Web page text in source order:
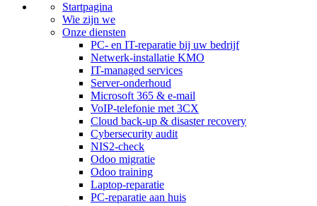
Startpagina
Wie zijn we
Onze diensten
PC- en IT-reparatie bij uw bedrijf
Netwerk-installatie KMO
IT-managed services
Server-onderhoud
Microsoft 365 & e-mail
VoIP-telefonie met 3CX
Cloud back-up & disaster recovery
Cybersecurity audit
NIS2-check
Odoo migratie
Odoo training
Laptop-reparatie
PC-reparatie aan huis